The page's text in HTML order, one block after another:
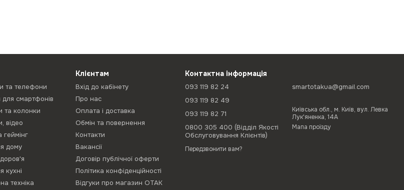
та телефони
смартфонів
та колонки
відео
геймінг
дому
кухні
техніка
Клієнтам
Вхід до кабінету
Про нас
Оплата і доставка
Обмін та повернення
Контакти
Вакансії
Договір публічної оферти
Політика конфіденційності
Відгуки про магазин ОТАК
Контактна інформація
093 119 82 24
093 119 82 49
093 119 82 71
0800 305 400 (Відділ Якості
Обслуговування Клієнтів)
Передзвонити вам?
smartotakua@gmail.com
Київська обл., м. Київ, вул. Левка
Лук'яненка, 14А
Мапа проїзду